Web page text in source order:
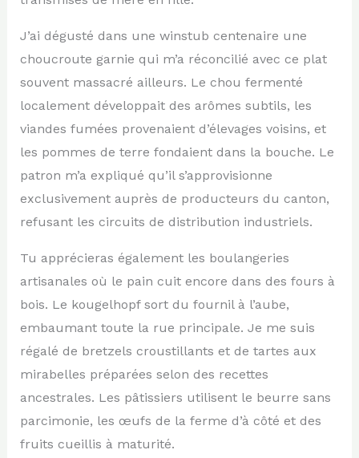
J’ai dégusté dans une winstub centenaire une
choucroute garnie qui m’a réconcilié avec ce plat
souvent massacré ailleurs. Le chou fermenté
localement développait des arômes subtils, les
viandes fumées provenaient d’élevages voisins, et
les pommes de terre fondaient dans la bouche. Le
patron m’a expliqué qu’il s’approvisionne
exclusivement auprès de producteurs du canton,
refusant les circuits de distribution industriels.
Tu apprécieras également les boulangeries
artisanales où le pain cuit encore dans des fours à
bois. Le kougelhopf sort du fournil à l’aube,
embaumant toute la rue principale. Je me suis
régalé de bretzels croustillants et de tartes aux
mirabelles préparées selon des recettes
ancestrales. Les pâtissiers utilisent le beurre sans
parcimonie, les œufs de la ferme d’à côté et des
fruits cueillis à maturité.